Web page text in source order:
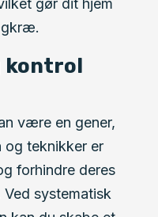
kontrol
være en gener,
og teknikker er
forhindre deres
systematisk